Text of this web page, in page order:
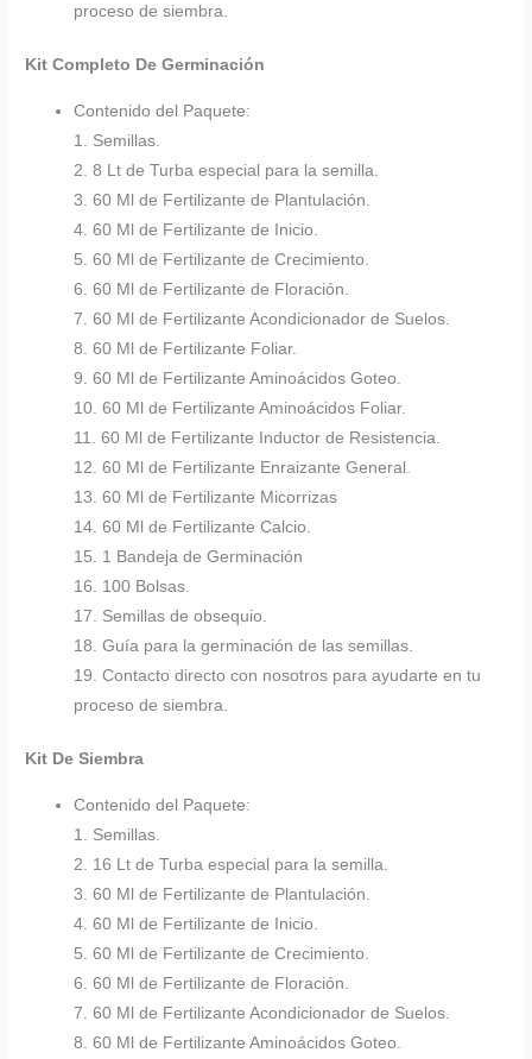
proceso de siembra.
Kit Completo De Germinación
Contenido del Paquete:
1. Semillas.
2. 8 Lt de Turba especial para la semilla.
3. 60 Ml de Fertilizante de Plantulación.
4. 60 Ml de Fertilizante de Inicio.
5. 60 Ml de Fertilizante de Crecimiento.
6. 60 Ml de Fertilizante de Floración.
7. 60 Ml de Fertilizante Acondicionador de Suelos.
8. 60 Ml de Fertilizante Foliar.
9. 60 Ml de Fertilizante Aminoácidos Goteo.
10. 60 Ml de Fertilizante Aminoácidos Foliar.
11. 60 Ml de Fertilizante Inductor de Resistencia.
12. 60 Ml de Fertilizante Enraizante General.
13. 60 Ml de Fertilizante Micorrizas
14. 60 Ml de Fertilizante Calcio.
15. 1 Bandeja de Germinación
16. 100 Bolsas.
17. Semillas de obsequio.
18. Guía para la germinación de las semillas.
19. Contacto directo con nosotros para ayudarte en tu
proceso de siembra.
Kit De Siembra
Contenido del Paquete:
1. Semillas.
2. 16 Lt de Turba especial para la semilla.
3. 60 Ml de Fertilizante de Plantulación.
4. 60 Ml de Fertilizante de Inicio.
5. 60 Ml de Fertilizante de Crecimiento.
6. 60 Ml de Fertilizante de Floración.
7. 60 Ml de Fertilizante Acondicionador de Suelos.
8. 60 Ml de Fertilizante Aminoácidos Goteo.